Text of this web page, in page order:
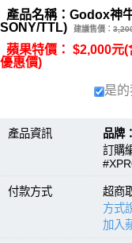
產品名稱：Godox神
SONY/TTL)
建議售價：
蘋果特價： $2,000元(
優惠價)
是
產品資訊 品牌：
訂購
付款方式 超商
方式
加入